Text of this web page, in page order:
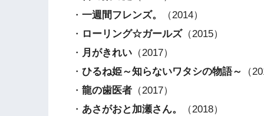
・ 一週間フレンズ。
（2014）
・ ローリング☆ガールズ（2015）
・ 月がきれい （2017）
・ ひるね姫～知らないワタシの物語～
（
・ 龍の歯医者 （2017）
・ あさがおと加瀬さん。
（2018）